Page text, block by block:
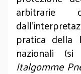
arbitrarie
pratica della
nazionali
Italgomme